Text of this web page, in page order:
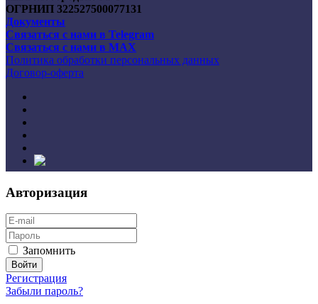
ОГРНИП 322527500077131
Документы
Связаться с нами в Telegram
Связаться с нами в MAX
Политика обработки персональных данных
Договор-оферта
Авторизация
Запомнить
Регистрация
Забыли пароль?